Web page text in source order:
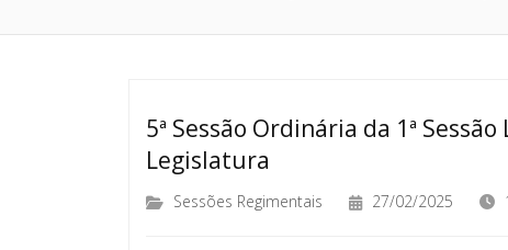
5ª Sessão Ordinária da 1ª
Legislatura
Sessões Regimentais 27/02/2025